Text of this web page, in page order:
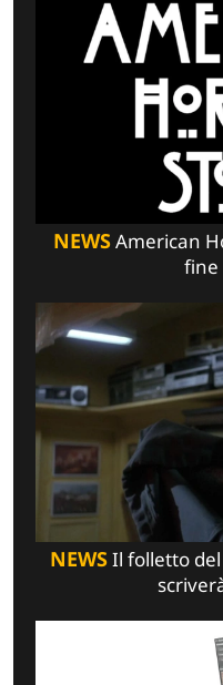
NEWSAmerican
fine
NEWSIl folletto del